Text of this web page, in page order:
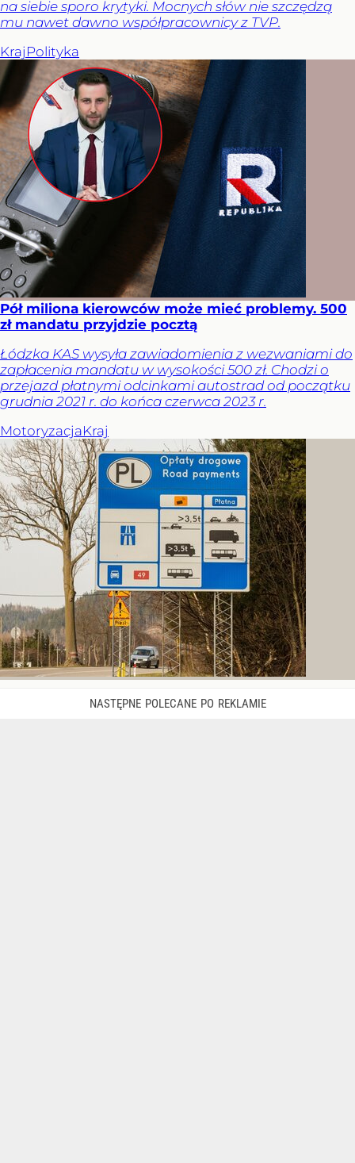
na siebie sporo krytyki. Mocnych słów nie szczędzą
mu nawet dawno współpracownicy z TVP.
Kraj Polityka
Pół miliona kierowców może mieć problemy. 500
zł mandatu przyjdzie pocztą
Łódzka KAS wysyła zawiadomienia z wezwaniami do
zapłacenia mandatu w wysokości 500 zł. Chodzi o
przejazd płatnymi odcinkami autostrad od początku
grudnia 2021 r. do końca czerwca 2023 r.
MotoryzacjaKraj